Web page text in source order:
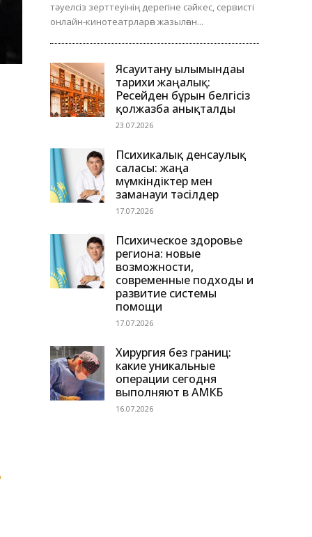
тәуелсіз зерттеуінің дерегіне сәйкес, сервисті
онлайн-кинотеатрларға жазылған...
Ясауитану ғылымындағы
тарихи жаңалық:
Ресейден бұрын белгісіз
қолжазба анықталды
23.07.2026
Психикалық денсаулық
саласы: жаңа
мүмкіндіктер мен
заманауи тәсілдер
17.07.2026
Психическое здоровье
региона: новые
возможности,
современные подходы и
развитие системы
помощи
17.07.2026
Хирургия без границ:
какие уникальные
операции сегодня
выполняют в АМКБ
16.07.2026